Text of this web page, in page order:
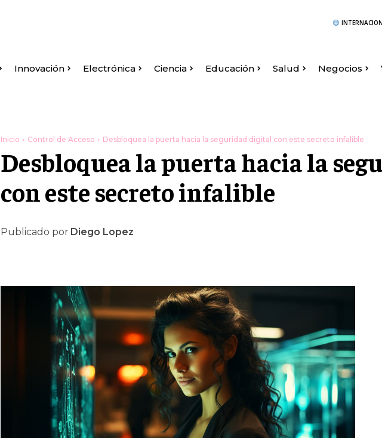
Innovación Electrónica Ciencia Educación Salud Negocios
Inicio Control de Acceso Desbloquea la puerta hacia la seguridad digital con este secreto infalible
Desbloquea la puerta hacia la
con este secreto infalible
Publicado por Diego Lopez